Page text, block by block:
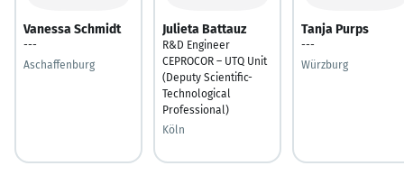
Vanessa Schmidt
---
Aschaffenburg
Julieta Battauz
R&D Engineer
CEPROCOR – UTQ Unit
(Deputy Scientific-
Technological
Professional)
Köln
Tanja Purps
---
Würzburg